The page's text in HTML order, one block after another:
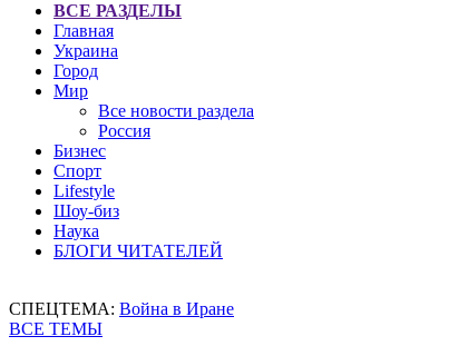
ВСЕ РАЗДЕЛЫ
Главная
Украина
Город
Мир
Все новости раздела
Россия
Бизнес
Спорт
Lifestyle
Шоу-биз
Наука
БЛОГИ ЧИТАТЕЛЕЙ
СПЕЦТЕМА: Война в Иране
ВСЕ ТЕМЫ